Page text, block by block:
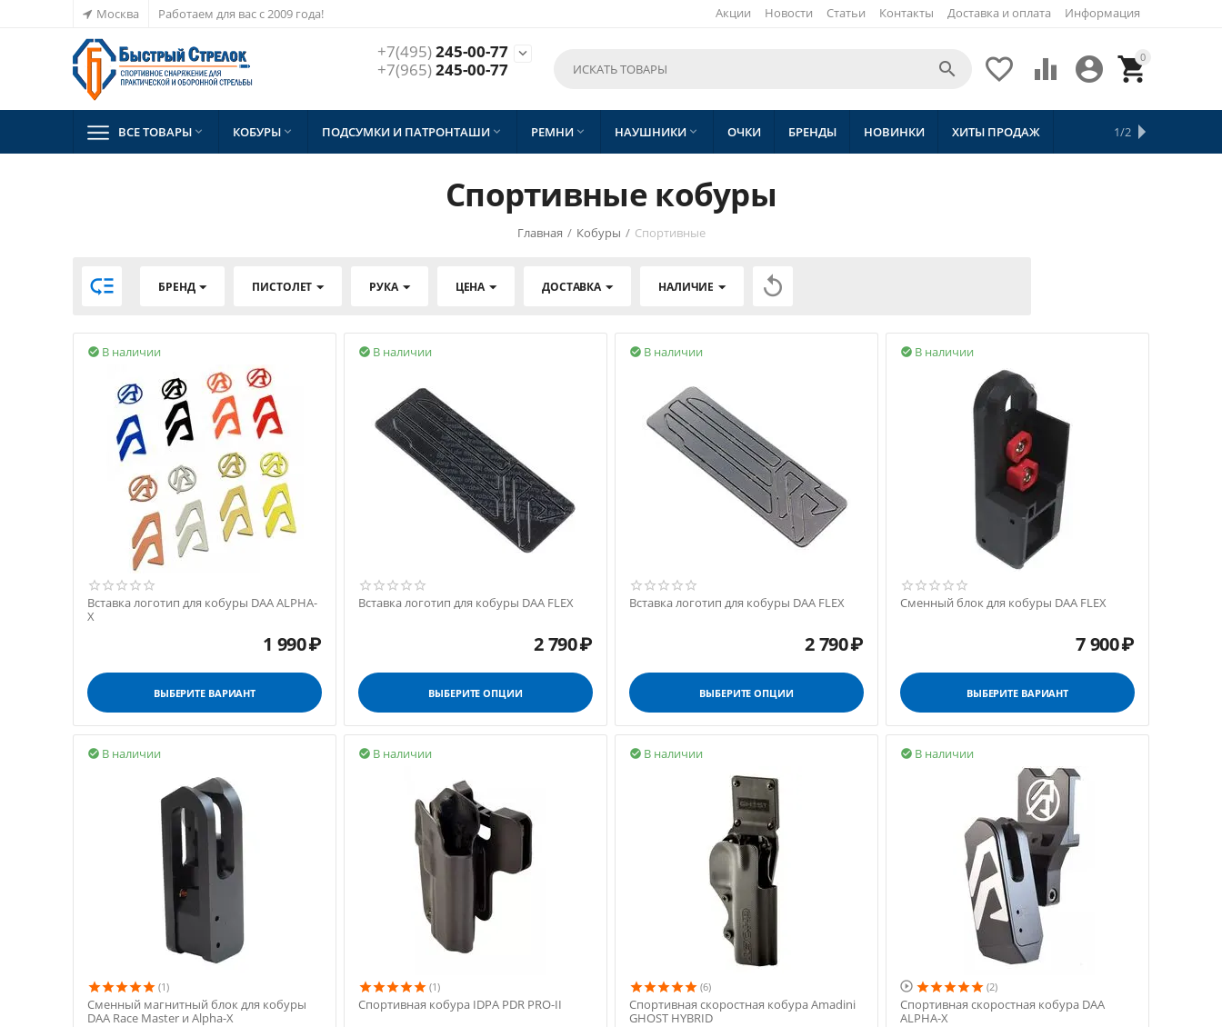
Москва Работаем для вас с 2009 года! Акции Новости Статьи Контакты Доставка и оплата Информация
+7(495)245-00-77
+7(965)245-00-77
 0


 

ВСЕ ТОВАРЫ  КОБУРЫ  ПОДСУМКИ И ПАТРОНТАШИ  РЕМНИ  НАУШНИКИ  ОЧКИ БРЕНДЫ НОВИНКИ ХИТЫ ПРОДАЖ ТОВАРЫ С БЕСПЛАТНОЙ
1/2
Спортивные кобуры
Главная / Кобуры / Спортивные
 БРЕНД ПИСТОЛЕТ РУКА ЦЕНА ДОСТАВКА НАЛИЧИЕ 
В наличии

Вставка логотип для кобуры DAA ALPHA-
X
1 990₽
ВЫБЕРИТЕ ВАРИАНТ
В наличии

Вставка логотип для кобуры DAA FLEX
2 790₽
ВЫБЕРИТЕ ОПЦИИ
В наличии

Вставка логотип для кобуры DAA FLEX
2 790₽
ВЫБЕРИТЕ ОПЦИИ
В наличии

Сменный блок для кобуры DAA FLEX
7 900₽
ВЫБЕРИТЕ ВАРИАНТ
В наличии

(1)
Сменный магнитный блок для кобуры
DAA Race Master и Alpha-X
В наличии

(1)
Спортивная кобура IDPA PDR PRO-II
В наличии

(6)
Спортивная скоростная кобура Amadini
GHOST HYBRID
В наличии

 (2)
Спортивная скоростная кобура DAA
ALPHA-X